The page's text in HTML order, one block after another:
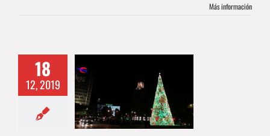
Más información
18
12, 2019
de Navidad
metros ya
la plaza
Zaragoza.